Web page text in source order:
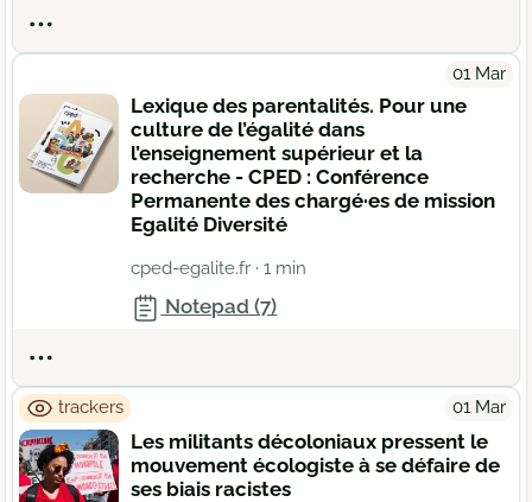
01 Mar
Lexique des parentalités. Pour une
culture de l’égalité dans
l’enseignement supérieur et la
recherche - CPED : Conférence
Permanente des chargé·es de mission
Egalité Diversité
cped-egalite.fr · 1 min
Notepad (7)
trackers 01 Mar
Les militants décoloniaux pressent le
mouvement écologiste à se défaire de
ses biais racistes